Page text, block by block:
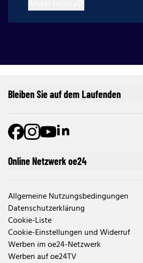
Online Netzwerk oe24
Allgemeine Nutzungsbedingungen
Datenschutzerklärung
Cookie-Liste
Cookie-Einstellungen und Widerruf
Werben im oe24-Netzwerk
Werben auf oe24TV
Bleiben Sie auf dem Laufenden